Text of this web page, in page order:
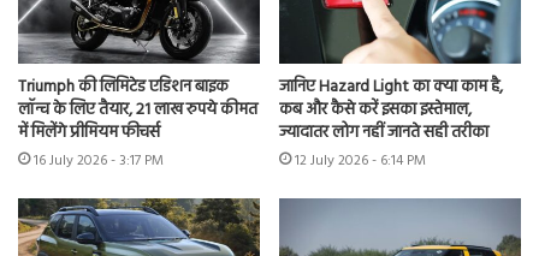
Triumph की लिमिटेड एडिशन बाइक
लॉन्च के लिए तैयार, 21 लाख रुपये कीमत
में मिलेंगे प्रीमियम फीचर्स
16 July 2026 - 3:17 PM
जानिए Hazard Light का क्या काम है,
कब और कैसे करें इसका इस्तेमाल,
ज्यादातर लोग नहीं जानते सही तरीका
12 July 2026 - 6:14 PM